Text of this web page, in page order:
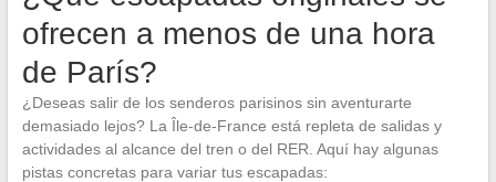
ofrecen a menos de una hora
de París?
¿Deseas salir de los senderos parisinos sin aventurarte
demasiado lejos? La Île-de-France está repleta de salidas y
actividades al alcance del tren o del RER. Aquí hay algunas
pistas concretas para variar tus escapadas: